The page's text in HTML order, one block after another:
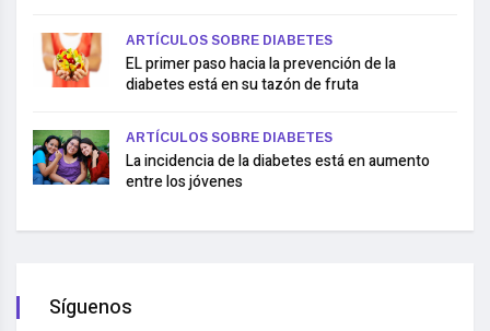
ARTÍCULOS SOBRE DIABETES
EL primer paso hacia la prevención de la
diabetes está en su tazón de fruta
ARTÍCULOS SOBRE DIABETES
La incidencia de la diabetes está en aumento
entre los jóvenes
Síguenos